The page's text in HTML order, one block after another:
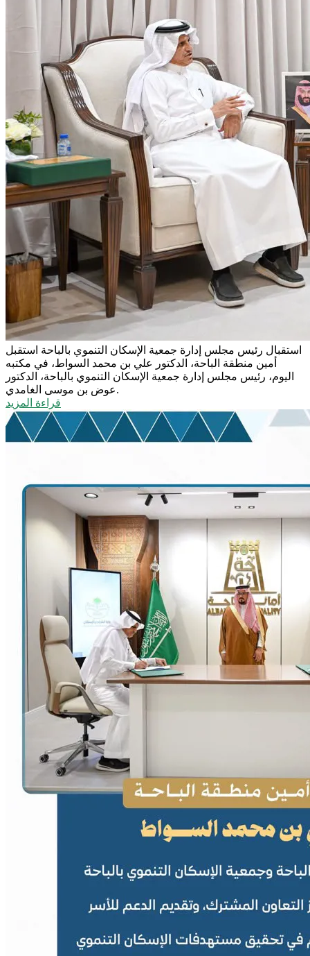
استقبال رئيس مجلس إدارة جمعية الإسكان التنموي بالباحة استقبل
أمين منطقة الباحة، الدكتور علي بن محمد السواط، في مكتبه
اليوم، رئيس مجلس إدارة جمعية الإسكان التنموي بالباحة، الدكتور
عوض بن موسى الغامدي.
قراءة المزيد